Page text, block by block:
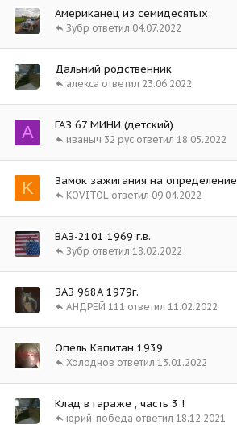
Американец из семидесятых
04.07.2022
Зубр
Дальний родственник
23.06.2022
алекса
A ГАЗ 67 МИНИ (детский)
18.05.2022
иваныч 32 рус
K Замок зажигания на определение
09.04.2022
KOVITOL
ВАЗ-2101 1969 г.в.
18.02.2022
Зубр
ЗАЗ 968А 1979г.
11.02.2022
АНДРЕЙ 111
Опель Капитан 1939
13.01.2022
Холоднов
Клад в гараже , часть 3 !
18.12.2021
юрий-победа